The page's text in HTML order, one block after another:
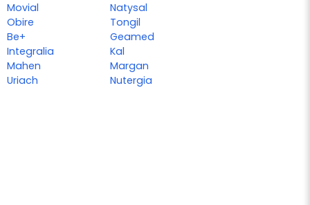
Movial
Obire
Be+
Integralia
Mahen
Uriach
Natysal
Tongil
Geamed
Kal
Margan
Nutergia